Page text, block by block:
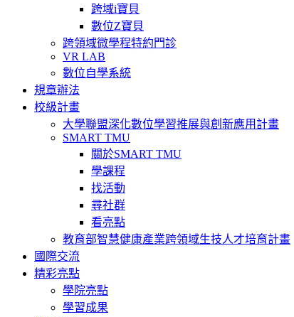
跨域i寶貝
數位Z寶貝
跨領域微學程特約門診
VR LAB
數位自學系統
規章辦法
校級計畫
大學聯盟深化數位學習推展與創新應用計畫
SMART TMU
關於SMART TMU
學課程
找活動
尋社群
看亮點
教育部智慧健康產業跨領域生技人才培育計畫
國際交流
精彩亮點
學院亮點
學習成果